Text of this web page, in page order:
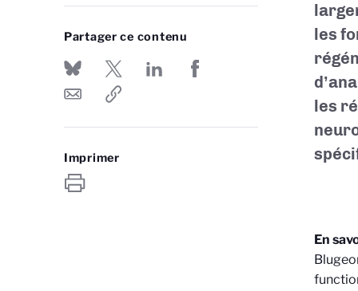
Partager ce contenu
Imprimer
les
les
En